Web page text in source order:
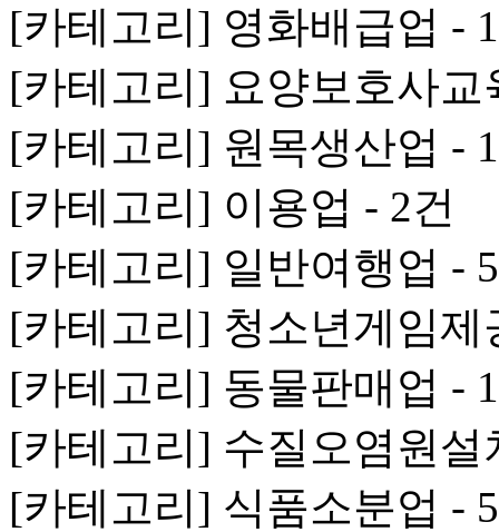
[카테고리] 영화배급업 -
[카테고리] 요양보호사교
[카테고리] 원목생산업 -
[카테고리] 이용업 - 2건
[카테고리] 일반여행업 -
[카테고리] 청소년게임제
[카테고리] 동물판매업 -
[카테고리] 수질오염원설
[카테고리] 식품소분업 -